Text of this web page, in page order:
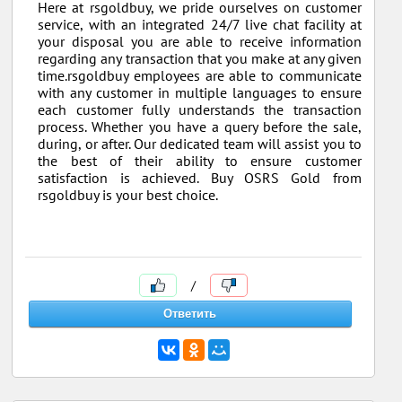
Here at rsgoldbuy, we pride ourselves on customer
service, with an integrated 24/7 live chat facility at
your disposal you are able to receive information
regarding any transaction that you make at any given
time.rsgoldbuy employees are able to communicate
with any customer in multiple languages to ensure
each customer fully understands the transaction
process. Whether you have a query before the sale,
during, or after. Our dedicated team will assist you to
the best of their ability to ensure customer
satisfaction is achieved. Buy OSRS Gold from
rsgoldbuy is your best choice.
/